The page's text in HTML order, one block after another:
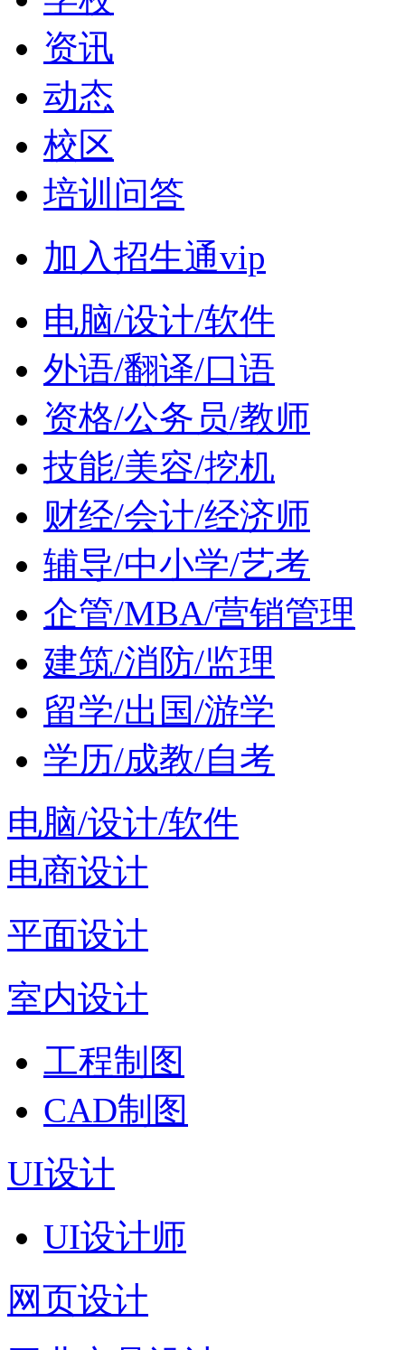
资讯
动态
校区
培训问答
加入招生通vip
电脑/设计/软件
外语/翻译/口语
资格/公务员/教师
技能/美容/挖机
财经/会计/经济师
辅导/中小学/艺考
企管/MBA/营销管理
建筑/消防/监理
留学/出国/游学
学历/成教/自考
电脑/设计/软件
电商设计
平面设计
室内设计
工程制图
CAD制图
UI设计
UI设计师
网页设计